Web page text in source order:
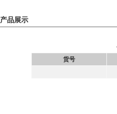
产品展示
货号